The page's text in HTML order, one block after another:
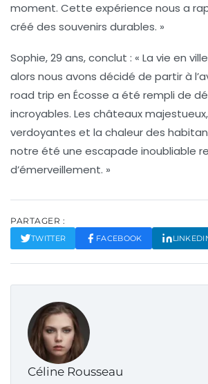
moment. Cette expérience nous a
créé des souvenirs durables. »
Sophie, 29 ans, conclut : « La vie en
alors nous avons décidé de partir à
road trip en Écosse a été rempli de
incroyables. Les châteaux
verdoyantes et la chaleur des
notre été une escapade inoubliable
d’émerveillement. »
PARTAGER :
TWITTER FACEBOOK
Céline Rousseau